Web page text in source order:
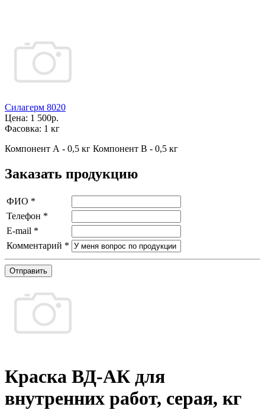
Силагерм 8020
Цена: 1 500р.
Фасовка: 1 кг
Компонент А - 0,5 кг Компонент В - 0,5 кг
Заказать продукцию
ФИО *
Телефон *
E-mail *
Комментарий *
Отправить
Краска ВД-АК для
внутренних работ, серая, кг